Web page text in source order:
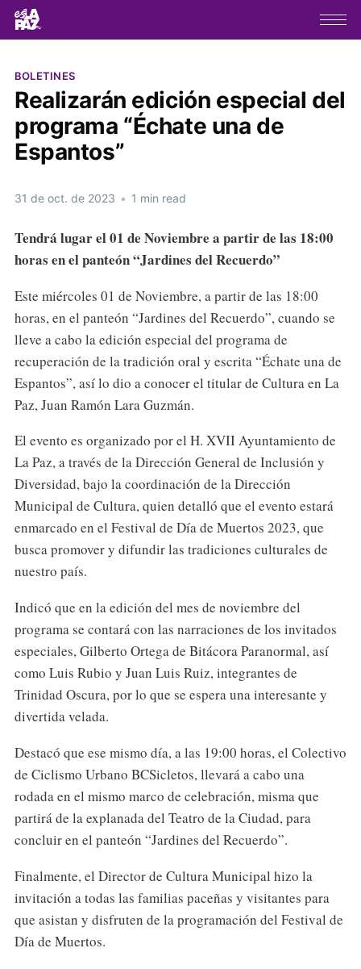
BOLETINES
Realizarán edición especial del
programa “Échate una de
Espantos”
31 de oct. de 2023 • 1 min read
Tendrá lugar el 01 de Noviembre a partir de las 18:00
horas en el panteón “Jardines del Recuerdo”
Este miércoles 01 de Noviembre, a partir de las 18:00
horas, en el panteón “Jardines del Recuerdo”, cuando se
lleve a cabo la edición especial del programa de
recuperación de la tradición oral y escrita “Échate una de
Espantos”, así lo dio a conocer el titular de Cultura en La
Paz, Juan Ramón Lara Guzmán.
El evento es organizado por el H. XVII Ayuntamiento de
La Paz, a través de la Dirección General de Inclusión y
Diversidad, bajo la coordinación de la Dirección
Municipal de Cultura, quien detalló que el evento estará
enmarcado en el Festival de Día de Muertos 2023, que
busca promover y difundir las tradiciones culturales de
nuestro país.
Indicó que en la edición del mes de noviembre del
programa se contará con las narraciones de los invitados
especiales, Gilberto Ortega de Bitácora Paranormal, así
como Luis Rubio y Juan Luis Ruiz, integrantes de
Trinidad Oscura, por lo que se espera una interesante y
divertida velada.
Destacó que ese mismo día, a las 19:00 horas, el Colectivo
de Ciclismo Urbano BCSicletos, llevará a cabo una
rodada en el mismo marco de celebración, misma que
partirá de la explanada del Teatro de la Ciudad, para
concluir en el panteón “Jardines del Recuerdo”.
Finalmente, el Director de Cultura Municipal hizo la
invitación a todas las familias paceñas y visitantes para
que asistan y disfruten de la programación del Festival de
Día de Muertos.